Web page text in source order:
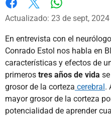
Facebook
X
Actualizado: 23 de sept, 2024
En entrevista con el
Conrado Estol nos habla en
características y efectos de
primeros tres años de vida
grosor de la corteza cerebral.
mayor grosor de la corteza
potencialidad de aprender